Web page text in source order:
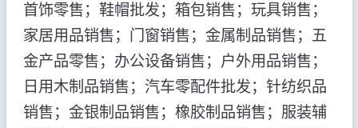
首饰零售；鞋帽批发；箱包销售；玩具销售；
家居用品销售；门窗销售；金属制品销售；五
金产品零售；办公设备销售；户外用品销售；
日用木制品销售；汽车零配件批发；针纺织品
销售；金银制品销售；橡胶制品销售；服装辅